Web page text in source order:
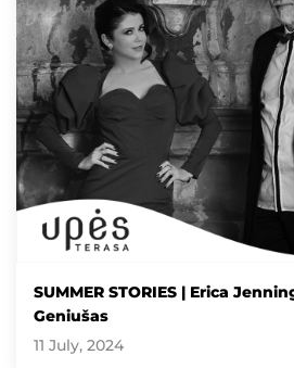
SUMMER STORIES | Erica
Geniušas
11 July, 2024